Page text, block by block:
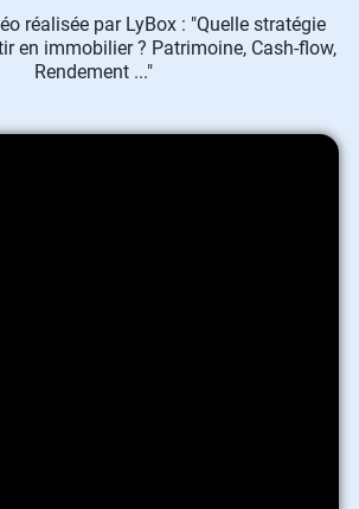
réalisée par LyBox : "Quelle stratégie
en immobilier ? Patrimoine, Cash-flow,
Rendement ..."